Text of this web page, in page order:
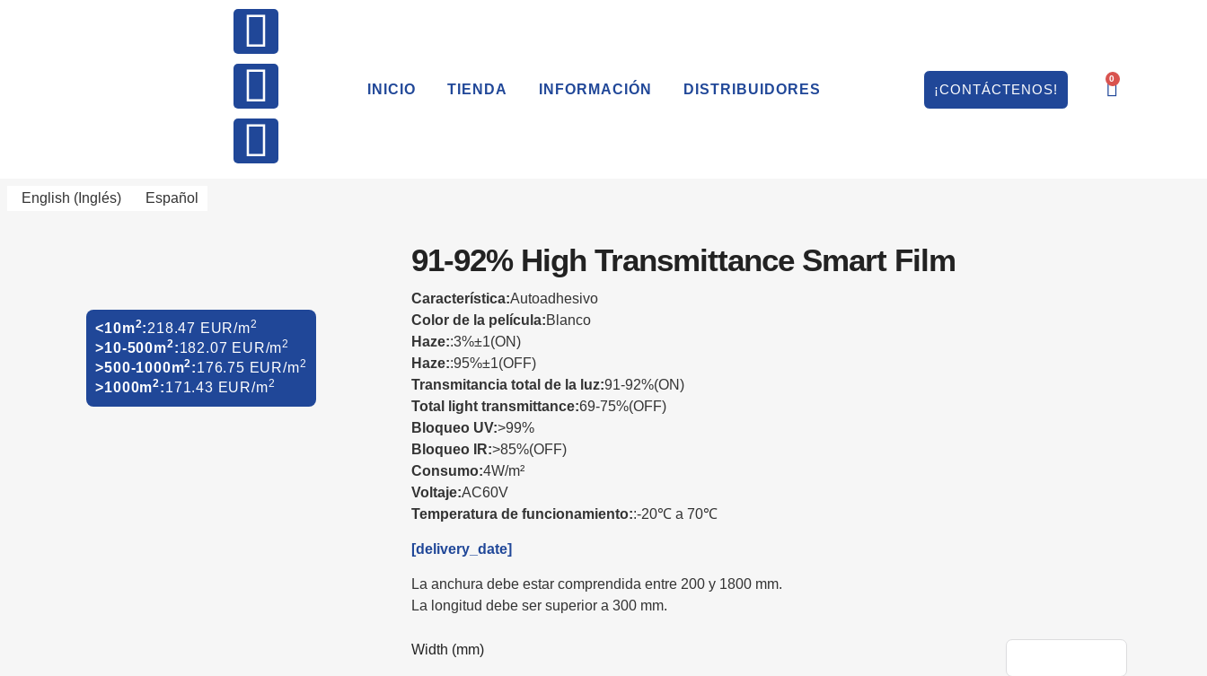
INICIO TIENDA INFORMACIÓN DISTRIBUIDORES ¡CONTÁCTENOS!
0
English ( Inglés) Español
<10m2:218.47 EUR/m2
>10-500m2 :182.07 EUR/m2
>500-1000m2 :176.75 EUR/m2
>1000m2 :171.43 EUR/m2
91-92% High Transmittance Smart Film
Característica:Autoadhesivo
Color de la película:Blanco
Haze::3%±1(ON)
Haze::95%±1(OFF)
Transmitancia total de la luz:91-92%(ON)
Total light transmittance:69-75%(OFF)
Bloqueo UV:>99%
Bloqueo IR:>85%(OFF)
Consumo:4W/m²
Voltaje:AC60V
Temperatura de funcionamiento::-20℃ a 70℃
[delivery_date]
La anchura debe estar comprendida entre 200 y 1800 mm.
La longitud debe ser superior a 300 mm.
Width (mm)